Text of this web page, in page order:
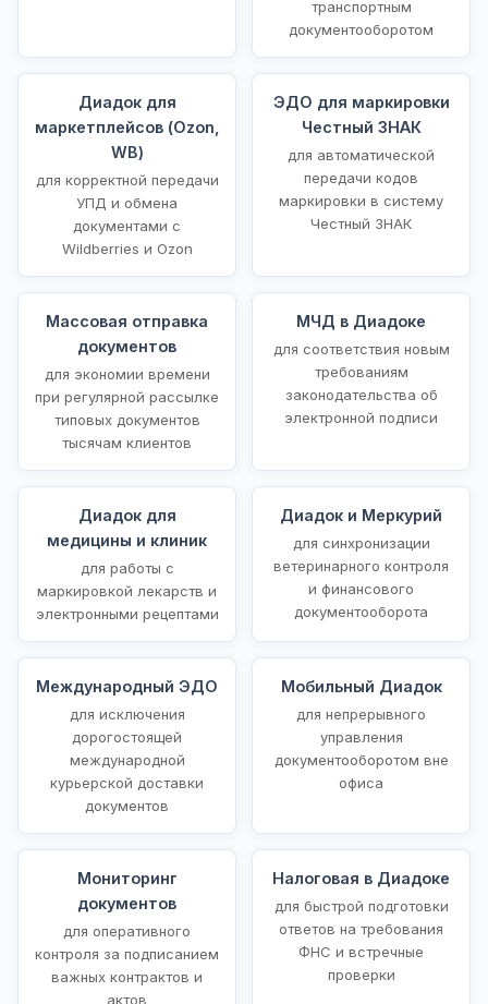
транспортным
документооборотом
Диадок для
маркетплейсов (Ozon,
WB)
для корректной передачи
УПД и обмена
документами с
Wildberries и Ozon
ЭДО для маркировки
Честный ЗНАК
для автоматической
передачи кодов
маркировки в систему
Честный ЗНАК
Массовая отправка
документов
для экономии времени
при регулярной рассылке
типовых документов
тысячам клиентов
МЧД в Диадоке
для соответствия новым
требованиям
законодательства об
электронной подписи
Диадок для
медицины и клиник
для работы с
маркировкой лекарств и
электронными рецептами
Диадок и Меркурий
для синхронизации
ветеринарного контроля
и финансового
документооборота
Международный ЭДО
для исключения
дорогостоящей
международной
курьерской доставки
документов
Мобильный Диадок
для непрерывного
управления
документооборотом вне
офиса
Мониторинг
документов
для оперативного
контроля за подписанием
важных контрактов и
актов
Налоговая в Диадоке
для быстрой подготовки
ответов на требования
ФНС и встречные
проверки